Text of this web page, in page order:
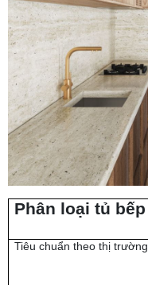
Phân loại tủ bếp
Tiêu chuẩn theo thị trường